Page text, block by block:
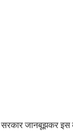
सरकार जानबूझकर